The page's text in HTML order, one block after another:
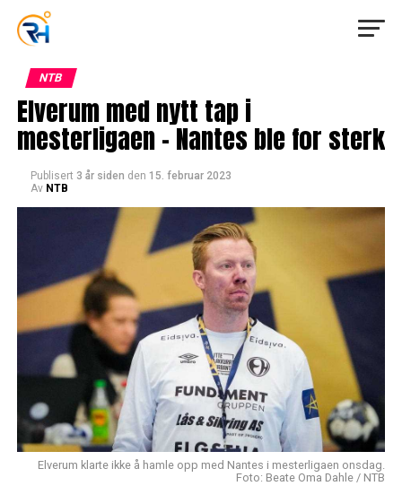
NTB
Elverum med nytt tap i
mesterligaen – Nantes ble for sterk
Publisert 3 år siden den 15. februar 2023
Av NTB
Elverum klarte ikke å hamle opp med Nantes i mesterligaen onsdag.
Foto: Beate Oma Dahle / NTB